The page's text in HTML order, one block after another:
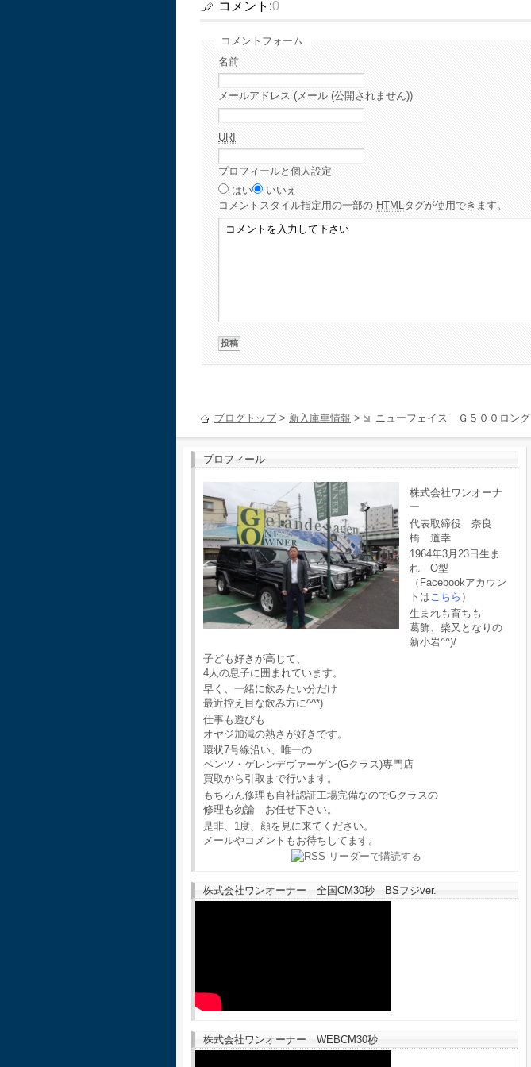
コメント:0
コメントフォーム
名前
メールアドレス (メール (公開されません))
URI
プロフィールと個人設定
はい
いいえ
コメント スタイル指定用の一部の HTMLタグが使用できます。
ブログトップ> 新入庫車情報 > ニューフェイス Ｇ５００ロング
プロフィール
株式会社ワンオーナ
ー
代表取締役 奈良
橋 道幸
1964年3月23日生ま
れ O型
（Facebookアカウン
トはこちら ）
生まれも育ちも
葛飾、柴又となりの
新小岩^^)/
子ども好きが高じて、
4人の息子に囲まれています。
早く、一緒に飲みたい分だけ
最近控え目な飲み方に^^*)
仕事も遊びも
オヤジ加減の熱さが好きです。
環状7号線沿い、唯一の
ベンツ・ゲレンデヴァーゲン(Gクラス)専門店
買取から引取まで行います。
もちろん修理も自社認証工場完備なのでGクラスの
修理も勿論 お任せ下さい。
是非、1度、顔を見に来てください。
メールやコメントもお待ちしてます。
株式会社ワンオーナー 全国CM30秒 BSフジver.
株式会社ワンオーナー WEBCM30秒